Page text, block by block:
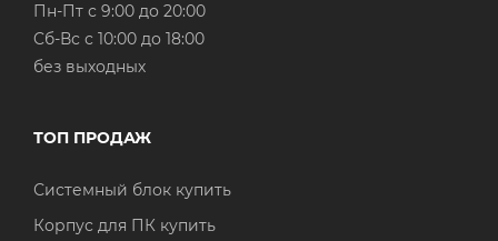
Пн-Пт с 9:00 до 20:00
Cб-Вс с 10:00 до 18:00
без выходных
ТОП ПРОДАЖ
Системный блок купить
Корпус для ПК купить